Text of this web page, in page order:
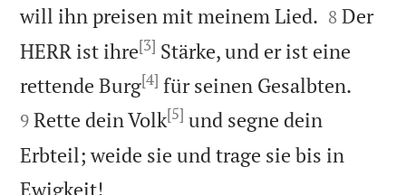
will ihn preisen mit meinem Lied. 

8 Der
HERR ist ihre[3] Stärke, und er ist eine
rettende Burg[4] für seinen Gesalbten.
9 Rette dein Volk[5] und segne dein
Erbteil; weide sie und trage sie bis in
Ewigkeit!